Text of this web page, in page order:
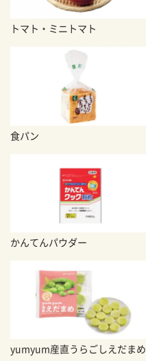
トマト・ミニトマト
食パン
かんてんパウダー
yumyum産直うらごしえだまめ